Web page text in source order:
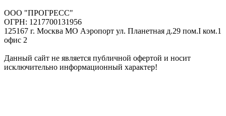
ООО "ПРОГРЕСС"
ОГРН: 1217700131956
125167 г. Москва МО Аэропорт ул. Планетная д.29 пом.I ком.1
офис 2
Данный сайт не является публичной офертой и носит
исключительно информационный характер!